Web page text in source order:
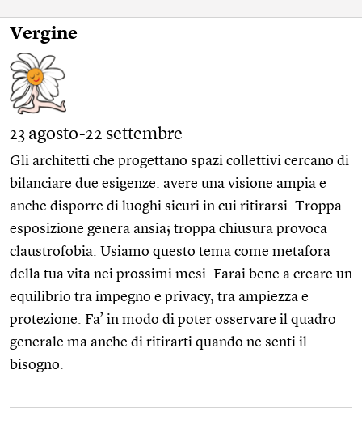
Vergine
23 agosto-22 settembre
Gli architetti che progettano spazi collettivi cercano di
bilanciare due esigenze: avere una visione ampia e
anche disporre di luoghi sicuri in cui ritirarsi. Troppa
esposizione genera ansia; troppa chiusura provoca
claustrofobia. Usiamo questo tema come metafora
della tua vita nei prossimi mesi. Farai bene a creare un
equilibrio tra impegno e privacy, tra ampiezza e
protezione. Fa’ in modo di poter osservare il quadro
generale ma anche di ritirarti quando ne senti il
bisogno.